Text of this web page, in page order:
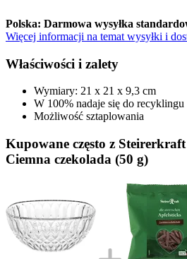
Polska: Darmowa wysyłka
Więcej informacji na temat wysyłki i
Właściwości i zalety
Wymiary: 21 x 21 x 9,3 cm
W 100% nadaje się do recyklingu
Możliwość sztaplowania
Kupowane często z
Ciemna czekolada (50 g)